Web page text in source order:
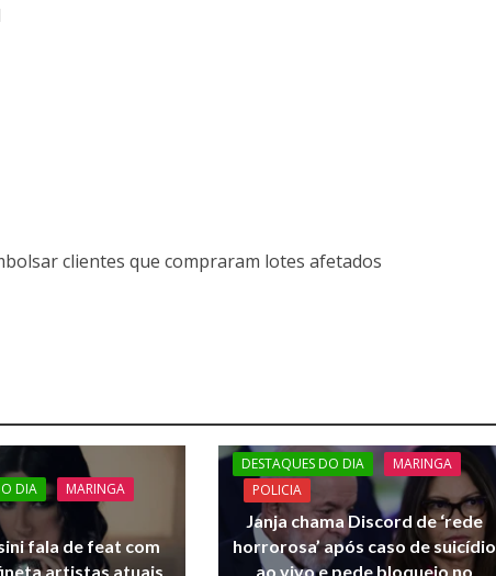
clientes que compraram lotes afetados
DIA
MARINGA
fala de feat com
artistas atuais
DESTAQUES DO DIA
MARINGA
POLICIA
Janja chama Discord de ‘rede
horrorosa’ após caso de suicídio
ao vivo e pede bloqueio no